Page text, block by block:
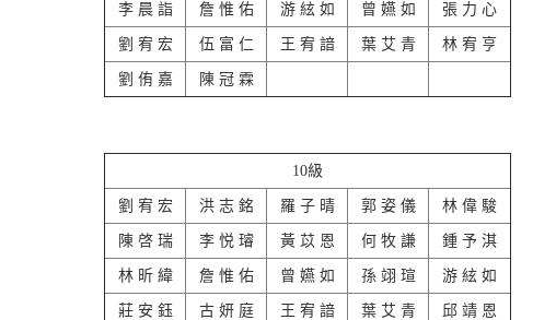
李 晨 詣 詹 惟 佑 游 絃 如 曾 嬿 如 張 力 心
劉 宥 宏 伍 富 仁 王 宥 諳 葉 艾 青 林 宥 亨
劉 侑 嘉 陳 冠 霖
10級
劉 宥 宏 洪 志 銘 羅 子 晴 郭 姿 儀 林 偉 駿
陳 啓 瑞 李 悦 璿 黃 苡 恩 何 牧 謙 鍾 予 淇
林 昕 緯 詹 惟 佑 曾 嬿 如 孫 翊 瑄 游 絃 如
莊 安 鈺 古 妍 庭 王 宥 諳 葉 艾 青 邱 靖 恩